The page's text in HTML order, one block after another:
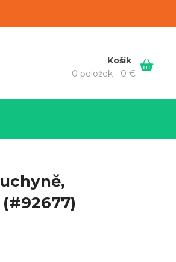
Košík
0 položek - 0 €
(#92677)